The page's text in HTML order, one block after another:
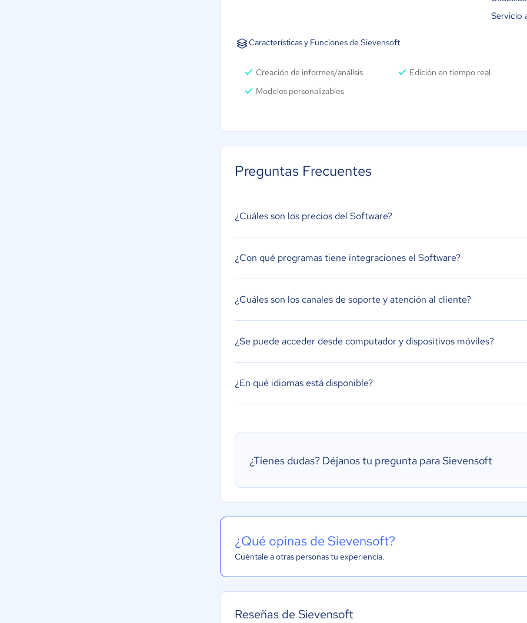
Servicio
Características y Funciones de Sievensoft
Creación de informes/análisis
Edición en tiempo real
Modelos personalizables
Preguntas Frecuentes
¿Cuáles son los precios del Software?
¿Con qué programas tiene integraciones el Software?
¿Cuáles son los canales de soporte y atención al cliente?
¿Se puede acceder desde computador y dispositivos móviles?
¿En qué idiomas está disponible?
¿Tienes dudas? Déjanos tu pregunta para Sievensoft
¿Qué opinas de Sievensoft?
Cuéntale a otras personas tu experiencia.
Reseñas de Sievensoft